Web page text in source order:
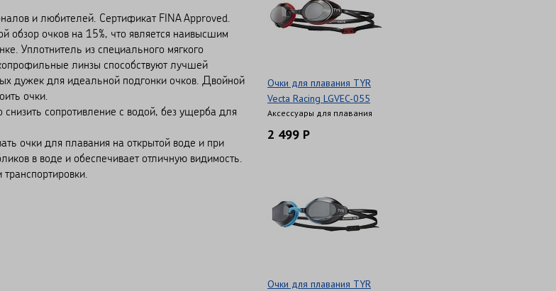
и любителей. Сертификат FINA Approved.
обзор очков на 15%, что является наивысшим
Уплотнитель из специального мягкого
линзы способствуют лучшей
дужек для идеальной подгонки очков. Двойной
очки.
сопротивление с водой, без ущерба для
очки для плавания на открытой воде и при
в воде и обеспечивает отличную видимость.
Очки для плавания TYR
Vecta Racing LGVEC-055
Аксессуары для плавания
2 499 Р
Очки для плавания TYR